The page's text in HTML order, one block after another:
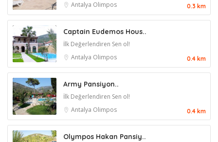
Antalya Olimpos 0.3 km
Captain Eudemos Hous..
İlk Değerlendiren Sen ol!
Antalya Olimpos 0.4 km
Army Pansiyon..
İlk Değerlendiren Sen ol!
Antalya Olimpos 0.4 km
Olympos Hakan Pansiy..